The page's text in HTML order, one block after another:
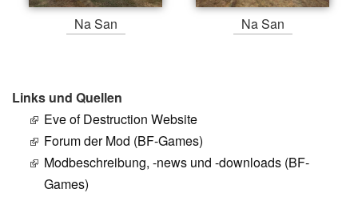
Na San Na San
Links und Quellen
Eve of Destruction Website
Forum der Mod (BF-Games)
Modbeschreibung, -news und -downloads (BF-
Games)